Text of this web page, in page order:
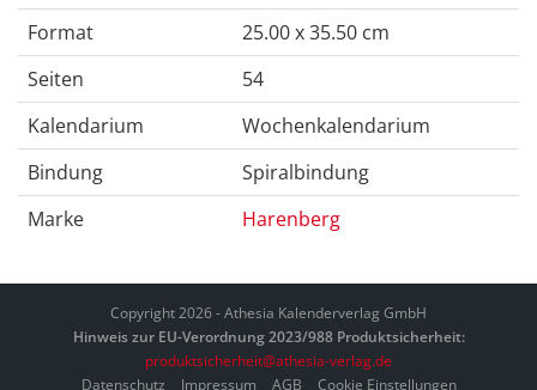
Format
25.00 x 35.50 cm
Seiten
54
Kalendarium
Wochenkalendarium
Bindung
Spiralbindung
Marke
Harenberg
Copyright 2026 - Athesia Kalenderverlag GmbH
Hinweis zur EU-Verordnung 2023/988 Produktsicherheit:
produktsicherheit@athesia-verlag.de
Datenschutz
Impressum AGB Cookie Einstellungen